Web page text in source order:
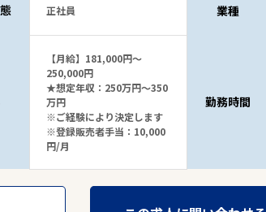
正社員 業種
【月給】181,000円～
250,000円
★想定年収：250万円～350
万円
※ご経験により決定します
※登録販売者手当：10,000
円/月
勤務時間